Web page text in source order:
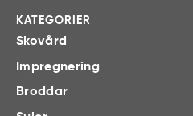
KATEGORIER
Skovård
Impregnering
Broddar